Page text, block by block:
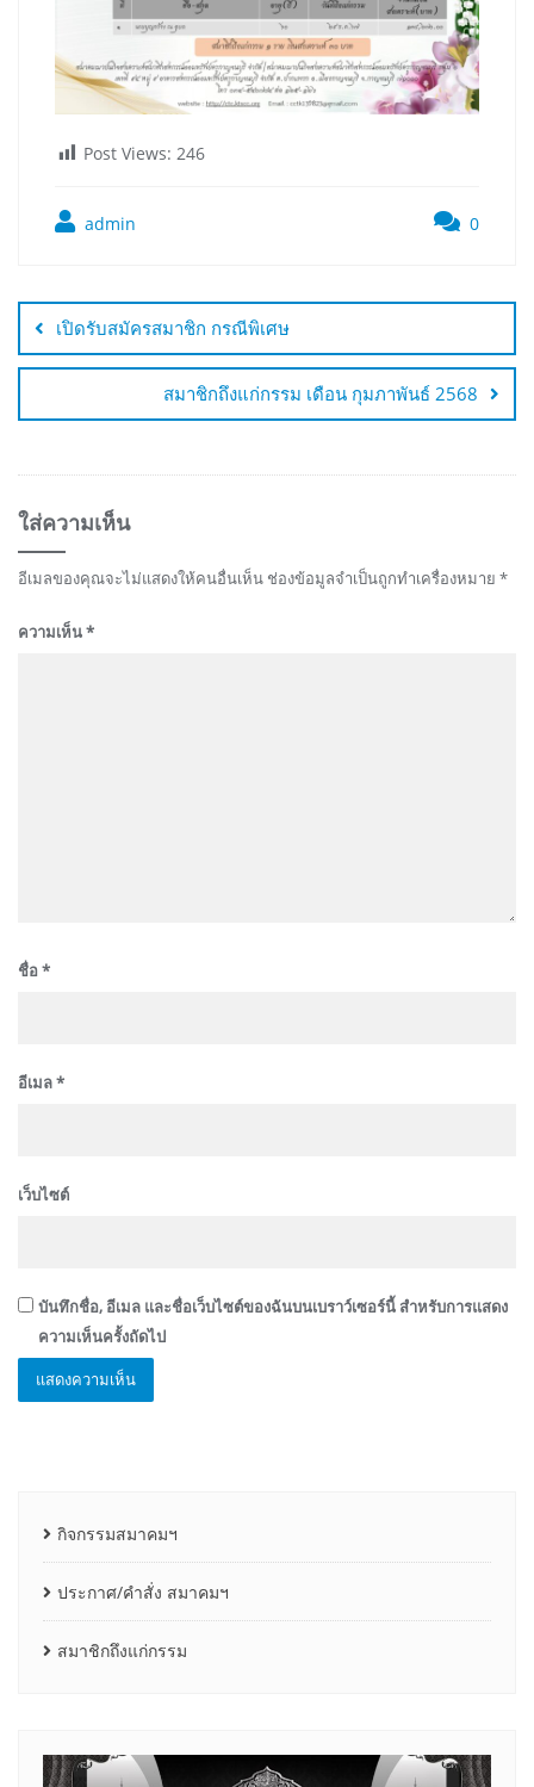
Post Views: 246
admin 0
เรื่องเปิดรับสมัครสมาชิก กรณีพิเศษ
สมาชิกถึงแก่กรรม เดือน กุมภาพันธ์ 2568
ใส่ความเห็น
อีเมลของคุณจะไม่แสดงให้คนอื่นเห็น ช่องข้อมูลจำเป็นถูกทำเครื่องหมาย *
ความเห็น*
ชื่อ*
อีเมล*
เว็บไซต์
บันทึกชื่อ, อีเมล และชื่อเว็บไซต์ของฉันบนเบราว์เซอร์นี้ สำหรับการแสดง
ความเห็นครั้งถัดไป
กิจกรรมสมาคมฯ
ประกาศ/คำสั่ง สมาคมฯ
สมาชิกถึงแก่กรรม